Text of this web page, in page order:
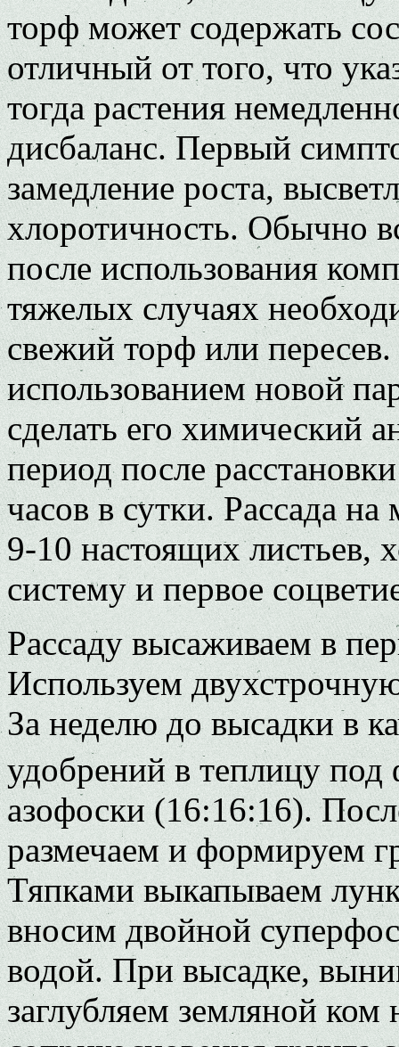
торф может содержать
отличный от того, что
тогда растения
дисбаланс. Первый
замедление роста,
хлоротичность. Обычно
после использования
тяжелых случаях
свежий торф или
использованием новой
сделать его химический
период после
часов в сутки. Рассада
9-10 настоящих листьев,
систему и первое
Рассаду высаживаем в
Используем
За неделю до высадки в
удобрений в теплицу
азофоски (16:16:16).
размечаем и формируем
Тяпками выкапываем
вносим двойной
водой. При высадке,
заглубляем земляной